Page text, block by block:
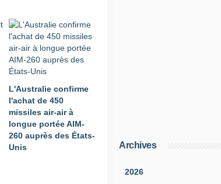
L'Australie confirme
l'achat de 450
missiles air-air à
longue portée AIM-
260 auprès des États-
Unis
Archives
2026